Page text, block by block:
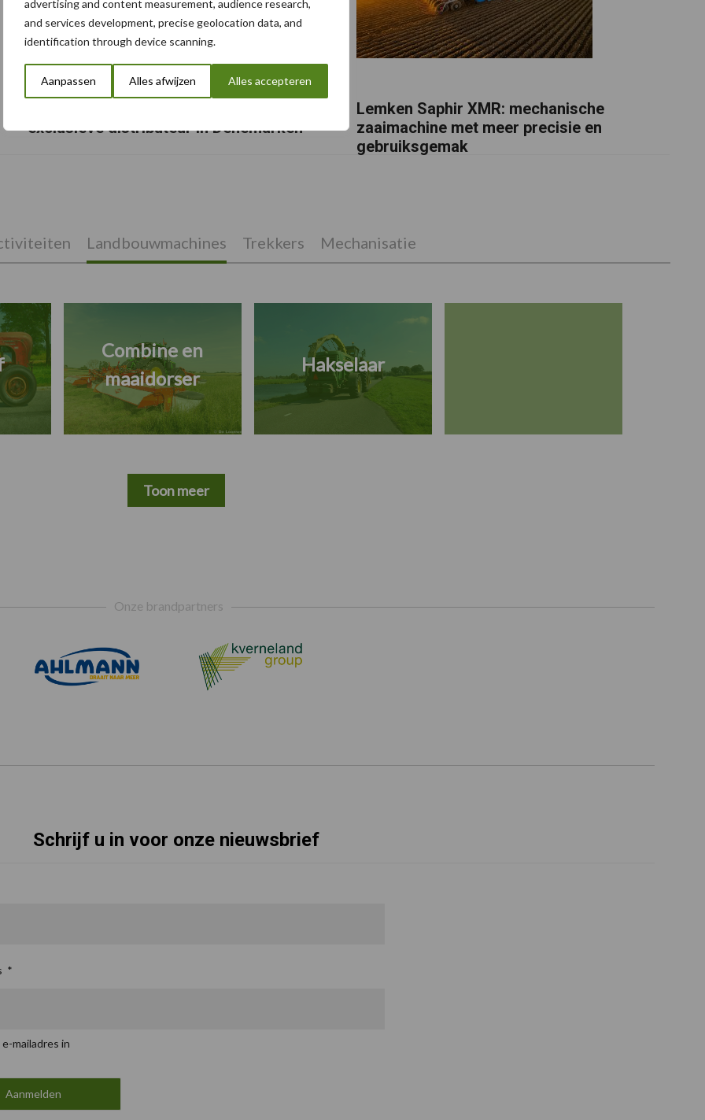
advertising and content measurement, audience research,
and services development, precise geolocation data, and
identification through device scanning.
Aanpassen Alles afwijzen Alles accepteren
exclusieve distributeur in Denemarken
Lemken Saphir XMR: mechanische
zaaimachine met meer precisie en
gebruiksgemak
Landbouwmachines Trekkers Mechanisatie
Combine en
maaidorser
Hakselaar
Toon meer
Onze brandpartners
Schrijf u in voor onze nieuwsbrief
*
mailadres in